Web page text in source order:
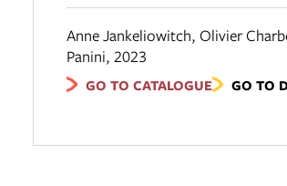
Anne Jankeliowitch, Olivier
Panini, 2023
GO TO CATALOGUE GO TO